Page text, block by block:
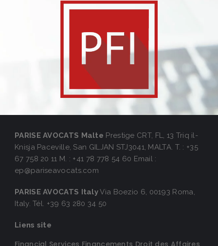
PARISE AVOCATS Malte Prestige CRT, FL, 13 Triq il-
Knisja Paceville, San GILJAN STJ3041, MALTA. T. : +35
67 758 20 11 M. : +41 78 778 54 60 Email :
ep@pariseavocats.com
PARISE AVOCATS ItalyVia Boezio 6, 00193 Roma,
Italy. Tél. +39 63 280 34 50
Liens site
Financial Services Financements Droit des Affaires